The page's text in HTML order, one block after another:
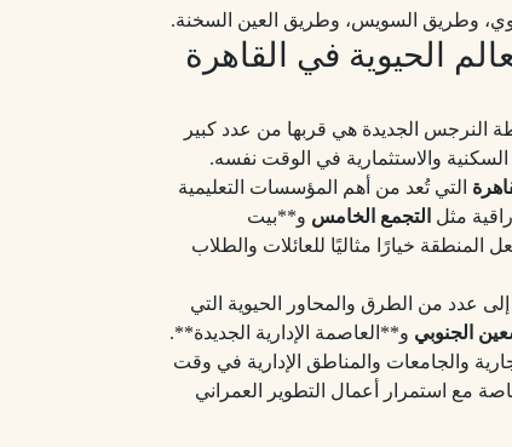
وطريق السويس، وطريق العين السخنة.
الحيوية في القاهرة
النرجس الجديدة هي قربها من عدد كبير
والاستثمارية في الوقت نفسه.
التي تُعد من أهم المؤسسات التعليمية
مثل التجمع الخامس و**بيت
خيارًا مثاليًا للعائلات والطلاب
عدد من الطرق والمحاور الحيوية التي
الجنوبي و**العاصمة الإدارية الجديدة**.
والجامعات والمناطق الإدارية في وقت
مع استمرار أعمال التطوير العمراني